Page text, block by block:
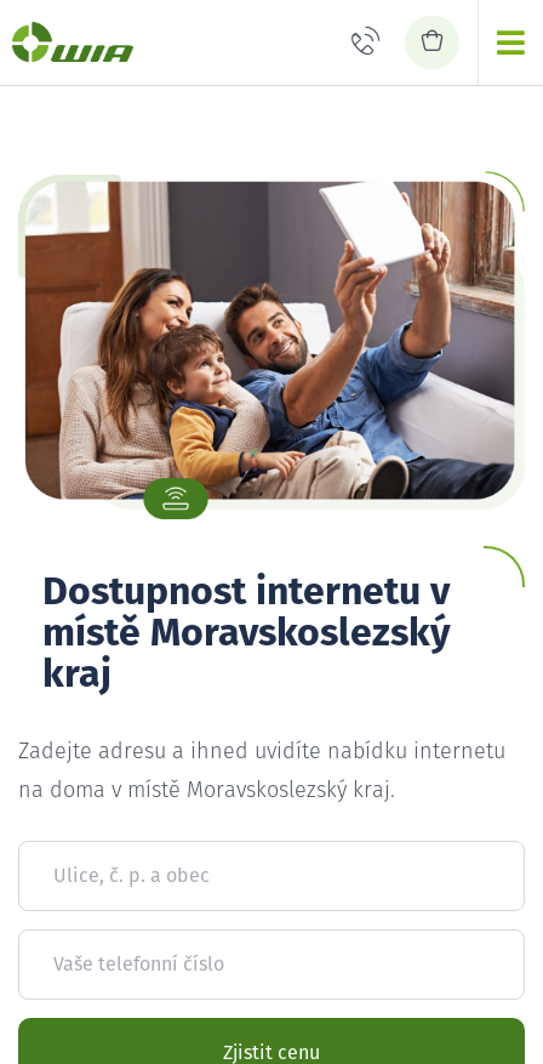
Dostupnost internetu v
místě Moravskoslezský
kraj
Zadejte adresu a ihned uvidíte nabídku internetu
na doma v místě Moravskoslezský kraj.
Ulice, č. p. a obec
Vaše telefonní číslo
Zjistit cenu